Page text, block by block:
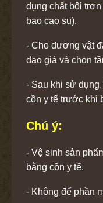
dụng chất bôi
bao cao su).
- Cho dương vật
đạo giả và chọn
- Sau khi sử
cồn y tế trước khi
Chú ý:
- Vệ sinh sản
bằng cồn y tế.
- Không để phần